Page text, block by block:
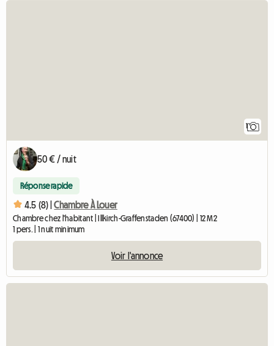
50 € / nuit
Réponse rapide
Chambre À Louer
Chambre chez l'habitant | Illkirch-Graffenstaden (67400) | 12 M2
1 pers. | 1 nuit minimum